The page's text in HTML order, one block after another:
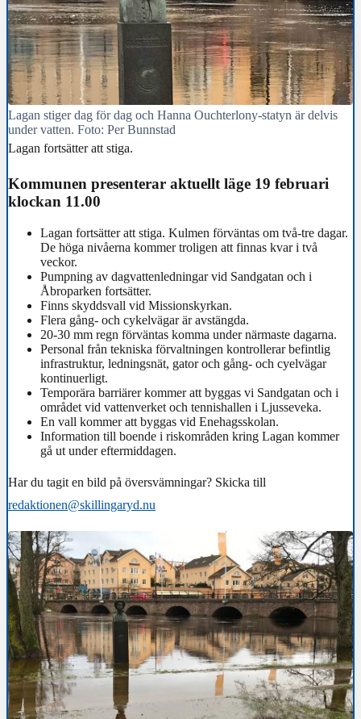
Lagan stiger dag för dag och Hanna Ouchterlony-statyn är delvis
under vatten. Foto: Per Bunnstad
Lagan fortsätter att stiga.
Kommunen presenterar aktuellt läge 19 februari
klockan 11.00
Lagan fortsätter att stiga. Kulmen förväntas om två-tre dagar.
De höga nivåerna kommer troligen att finnas kvar i två
veckor.
Pumpning av dagvattenledningar vid Sandgatan och i
Åbroparken fortsätter.
Finns skyddsvall vid Missionskyrkan.
Flera gång- och cykelvägar är avstängda.
20-30 mm regn förväntas komma under närmaste dagarna.
Personal från tekniska förvaltningen kontrollerar befintlig
infrastruktur, ledningsnät, gator och gång- och cyelvägar
kontinuerligt.
Temporära barriärer kommer att byggas vi Sandgatan och i
området vid vattenverket och tennishallen i Ljusseveka.
En vall kommer att byggas vid Enehagsskolan.
Information till boende i riskområden kring Lagan kommer
gå ut under eftermiddagen.
Har du tagit en bild på översvämningar? Skicka till
redaktionen@skillingaryd.nu